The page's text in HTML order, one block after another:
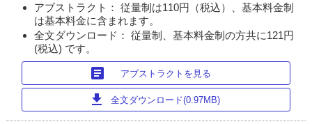
アブストラクト： 従量制は110円（税込）、基本料金制
は基本料金に含まれます。
全文ダウンロード： 従量制、基本料金制の方共に121円
(税込) です。
article アブストラクトを見る
download 全文ダウンロード(0.97MB)